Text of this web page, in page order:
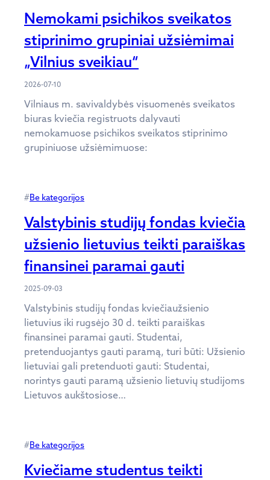
Nemokami psichikos sveikatos
stiprinimo grupiniai užsiėmimai
„Vilnius sveikiau“
2026-07-10
Vilniaus m. savivaldybės visuomenės sveikatos
biuras kviečia registruots dalyvauti
nemokamuose psichikos sveikatos stiprinimo
grupiniuose užsiėmimuose:
#Be kategorijos
Valstybinis studijų fondas kviečia
užsienio lietuvius teikti paraiškas
finansinei paramai gauti
2025-09-03
Valstybinis studijų fondas kviečiaužsienio
lietuvius iki rugsėjo 30 d. teikti paraiškas
finansinei paramai gauti. Studentai,
pretenduojantys gauti paramą, turi būti: Užsienio
lietuviai gali pretenduoti gauti: Studentai,
norintys gauti paramą užsienio lietuvių studijoms
Lietuvos aukštosiose…
#Be kategorijos
Kviečiame studentus teikti